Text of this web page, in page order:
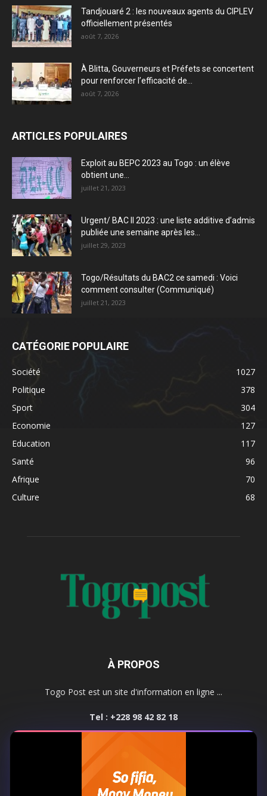
Tandjouaré 2 : les nouveaux agents du CIPLEV
officiellement présentés
août 7, 2026
À Blitta, Gouverneurs et Préfets se concertent
pour renforcer l’efficacité de...
août 7, 2026
ARTICLES POPULAIRES
Exploit au BEPC 2023 au Togo : un élève
obtient une...
juillet 21, 2023
Urgent/ BAC II 2023 : une liste additive d’admis
publiée une semaine après les...
juillet 29, 2023
Togo/Résultats du BAC2 ce samedi : Voici
comment consulter (Communiqué)
juillet 21, 2023
CATÉGORIE POPULAIRE
Société
1027
Politique
378
Sport
304
Economie
127
Education
117
Santé
96
Afrique
70
Culture
68
À PROPOS
Togo Post est un site d'information en ligne ...
Tel : +228 98 42 82 18
SUIVEZ NOUS